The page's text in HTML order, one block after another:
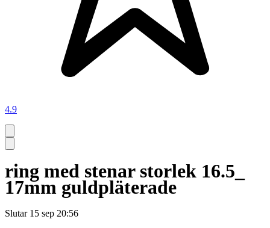
4.9
ring med stenar storlek 16.5_
17mm guldpläterade
Slutar 15 sep 20:56